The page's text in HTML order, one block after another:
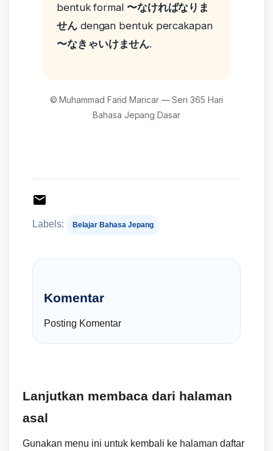
bentuk formal 〜なければなりま
せんdengan bentuk percakapan
〜なきゃいけません.
© Muhammad Farid Maricar — Seri 365 Hari
Bahasa Jepang Dasar
Labels: Belajar Bahasa Jepang
Komentar
Posting Komentar
Lanjutkan membaca dari halaman
asal
Gunakan menu ini untuk kembali ke halaman daftar